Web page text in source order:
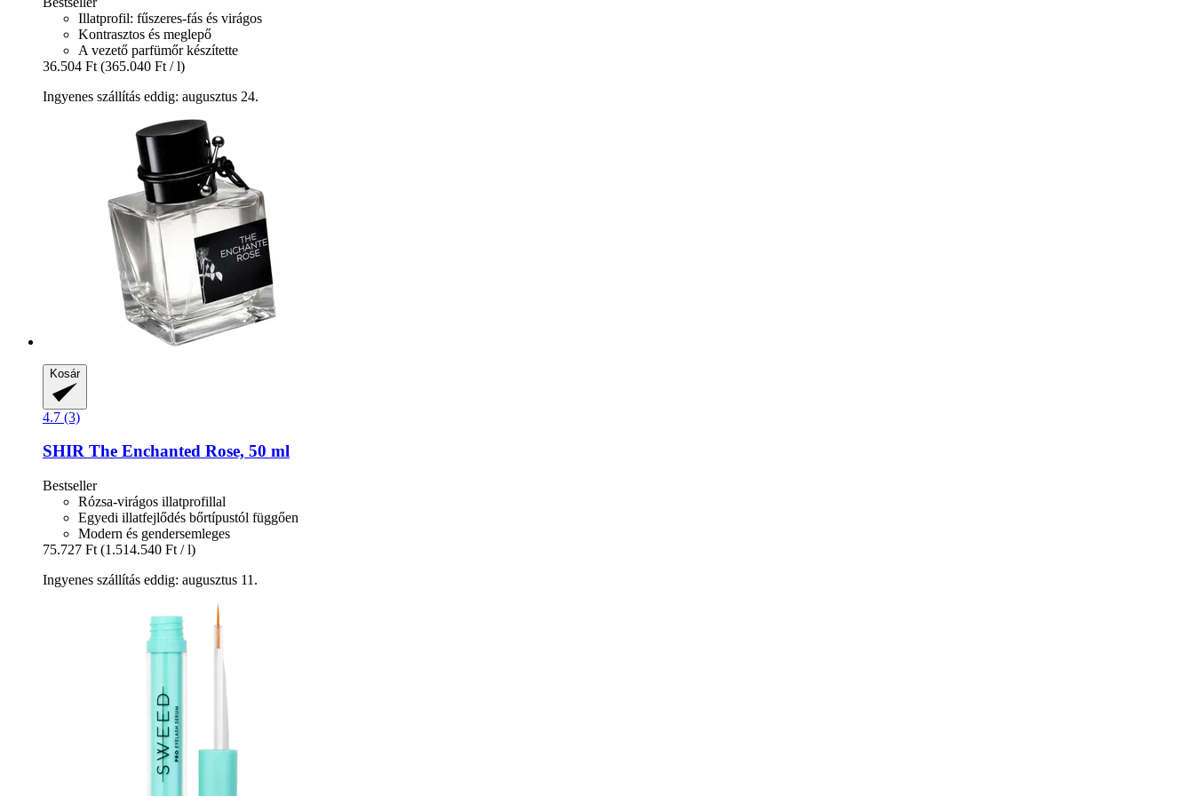
Illatprofil: fűszeres-fás és virágos
Kontrasztos és meglepő
A vezető parfümőr készítette
36.504 Ft (365.040 Ft / l)
Ingyenes szállítás eddig: augusztus 24.
Kosár
4.7 (3)
SHIR The Enchanted Rose, 50 ml
Bestseller
Rózsa-virágos illatprofillal
Egyedi illatfejlődés bőrtípustól függően
Modern és gendersemleges
75.727 Ft (1.514.540 Ft / l)
Ingyenes szállítás eddig: augusztus 11.